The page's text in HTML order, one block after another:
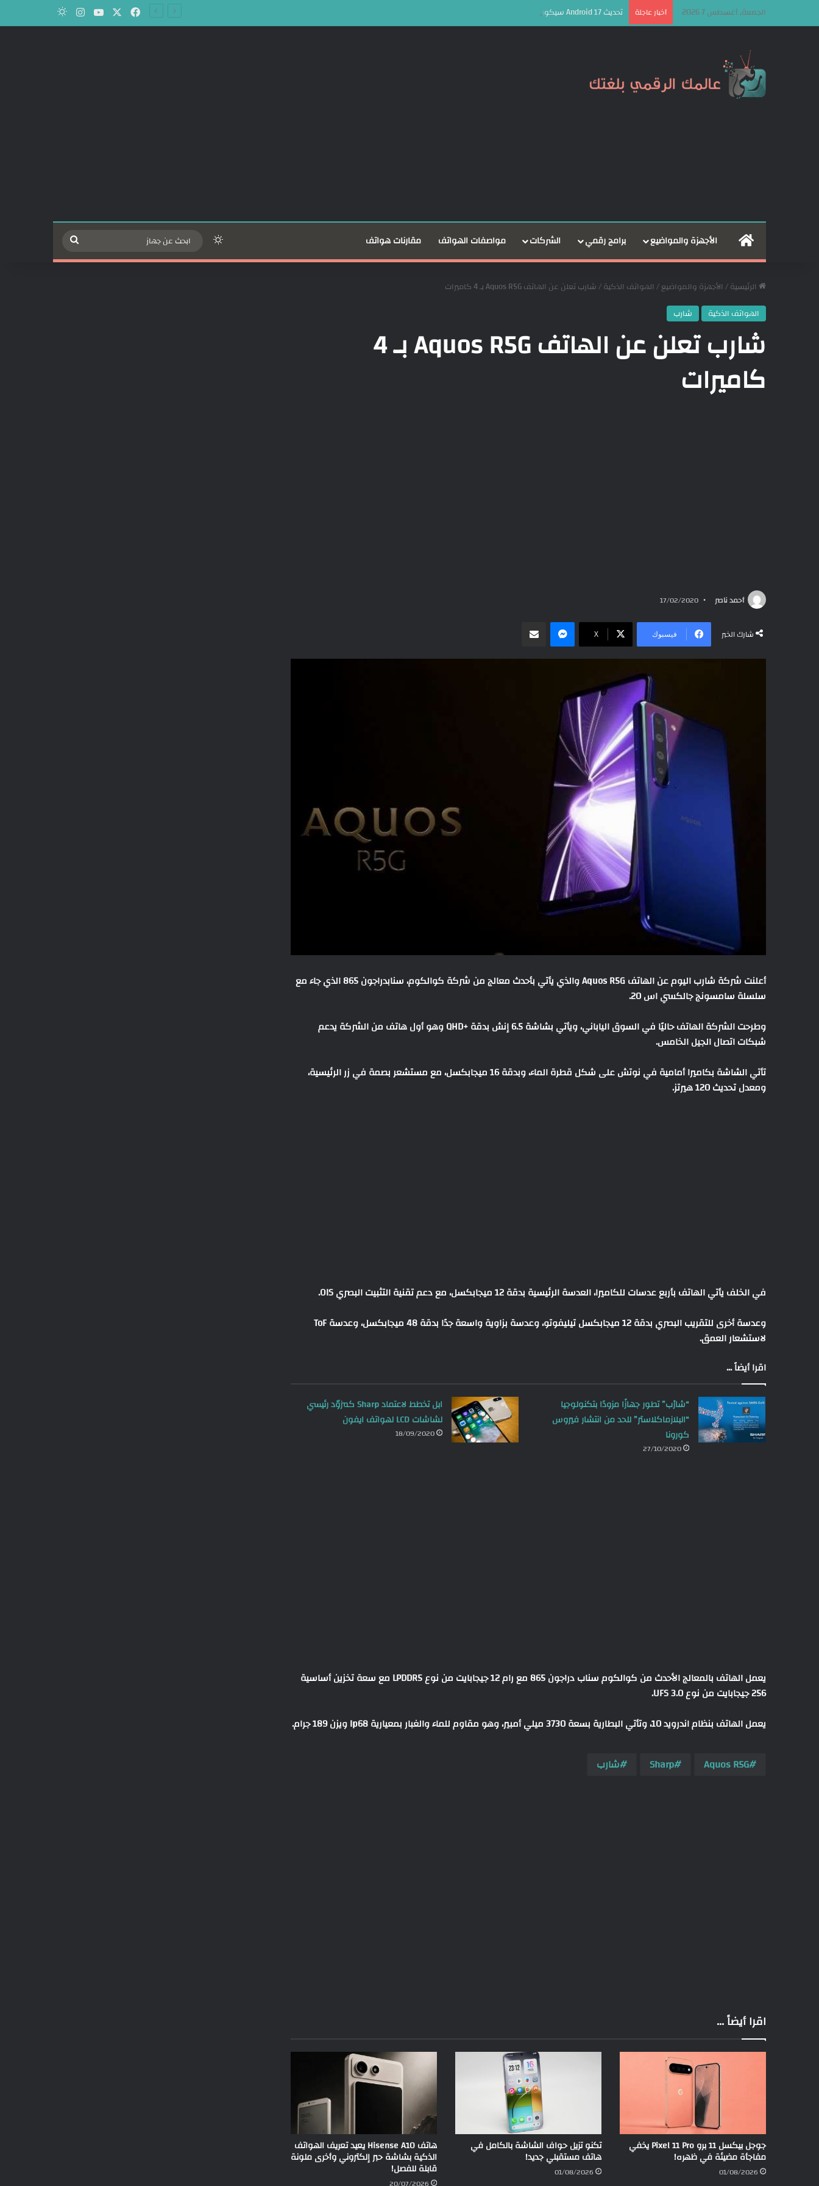
الجمعة, أغسطس 7 2026 أخبار عاجلة تحديث Android 17 سيكون الأخير لهذه الهواتف من سامسونج فيسبوك‫YouTube
انستقرامالوضع المظلم
الرئيسيةالأجهزة والمواضيع برامج رقمي الشركات مواصفات الهواتف مقارنات هواتف الوضع المظلم
ابحث
عن
الرئيسية/ الأجهزة والمواضيع/ الهواتف الذكية/شارب تعلن عن الهاتف Aquos R5G بـ 4 كاميرات
الهواتف الذكية
شارب
شارب تعلن عن الهاتف Aquos R5G بـ 4
كاميرات
أحمد ناصر 17/02/2020
شارك الخبر فيسبوك ‫X
ماسنجر
أعلنت شركة شارب اليوم عن الهاتف Aquos R5G والذي يأتي بأحدث معالج من شركة كوالكوم، سنابدراجون 865 الذي جاء مع
سلسلة سامسونج جالكسي اس 20.
وطرحت الشركة الهاتف حاليًا في السوق الياباني، ويأتي بشاشة 6.5 إنش بدقة +QHD وهو أول هاتف من الشركة يدعم
شبكات اتصال الجيل الخامس.
تأتي الشاشة بكاميرا أمامية في نوتش على شكل قطرة الماء، وبدقة 16 ميجابكسل، مع مستشعر بصمة في زر الرئيسية،
ومعدل تحديث 120 هيرتز.
في الخلف يأتي الهاتف بأربع عدسات للكاميرا، العدسة الرئيسية بدقة 12 ميجابكسل، مع دعم تقنية التثبيت البصري OIS.
وعدسة أخرى للتقريب البصري بدقة 12 ميجابكسل تيليفوتو، وعدسة بزاوية واسعة جدًا بدقة 48 ميجابكسل، وعدسة ToF
لاستشعار العمق.
اقرا أيضاً ...
“شارْب” تطور جهازًا مزودًا بتكنولوجيا
“البلازماكلاستر” للحد من انتشار فيروس
كورونا
27/10/2020
ابل تخطط لاعتماد Sharp كمزوّد رئيسي
لشاشات LCD لهواتف ايفون
18/09/2020
يعمل الهاتف بالمعالج الأحدث من كوالكوم سناب دراجون 865 مع رام 12 جيجابايت من نوع LPDDR5 مع سعة تخزين أساسية
256 جيجابايت من نوع UFS 3.0.
يعمل الهاتف بنظام اندرويد 10، وتأتي البطارية بسعة 3730 ميلي أمبير، وهو مقاوم للماء والغبار بمعيارية Ip68 ويزن 189 جرام.
Aquos R5G
Sharp شارب
اقرا أيضاً ...
جوجل بيكسل 11 برو Pixel 11 Pro يخفي
مفاجأة مضيئة في ظهره!
01/08/2026
تكنو تزيل حواف الشاشة بالكامل في
هاتف مستقبلي جديد!
01/08/2026
هاتف Hisense A10 يعيد تعريف الهواتف
الذكية بشاشة حبر إلكتروني وأخرى ملونة
قابلة للفصل!